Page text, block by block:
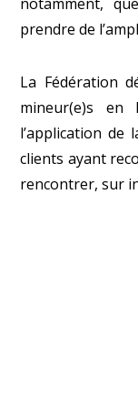
prendre de
La Fédération
mineur(e)s en
l’application de
clients ayant
rencontrer, sur